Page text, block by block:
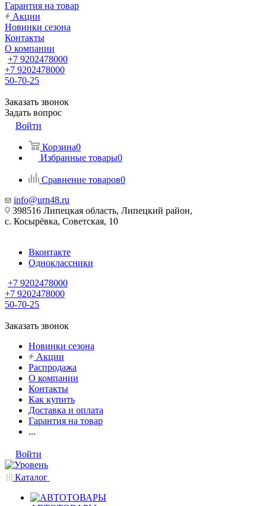
Гарантия на товар
Акции
Новинки сезона
Контакты
О компании
+7 9202478000
+7 9202478000
50-70-25
Заказать звонок
Задать вопрос
Войти
Корзина0
Избранные товары0
Сравнение товаров0
info@urn48.ru
398516 Липецкая область, Липецкий район,
с. Косырёвка, Советская, 10
Вконтакте
Одноклассники
+7 9202478000
+7 9202478000
50-70-25
Заказать звонок
Новинки сезона
Акции
Распродажа
О компании
Контакты
Как купить
Доставка и оплата
Гарантия на товар
...
Войти
Каталог